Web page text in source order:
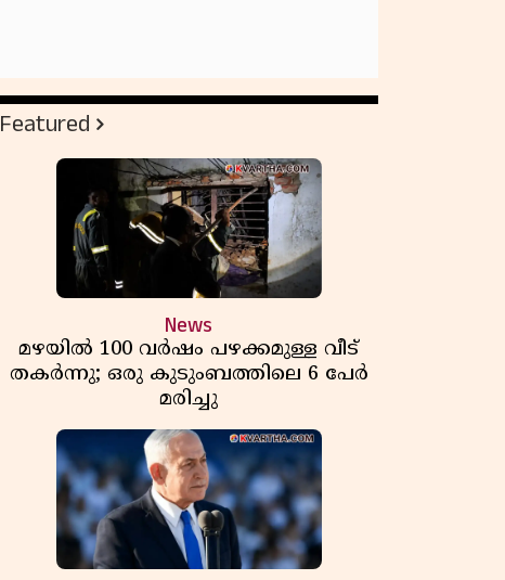
Featured
News
മഴയിൽ 100 വർഷം പഴക്കമുള്ള വീട്
തകർന്നു; ഒരു കുടുംബത്തിലെ 6 പേർ
മരിച്ചു